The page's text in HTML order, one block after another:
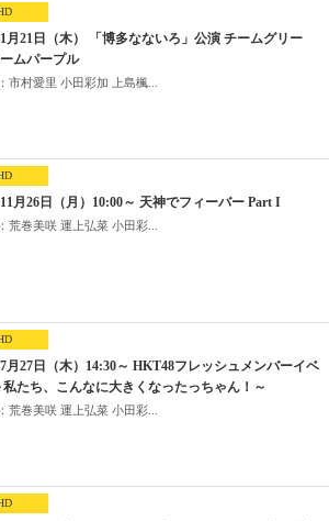
月21日（木） 「博多なないろ」公演 チームグリー
ムパープル
市村愛里 小田彩加 上島楓...
月26日（月）10:00～ 天神でフィーバー Part I
荒巻美咲 運上弘菜 小田彩...
月27日（木）14:30～ HKT48フレッシュメンバーイベ
私たち、こんなに大きくなったっちゃん！～
荒巻美咲 運上弘菜 小田彩...